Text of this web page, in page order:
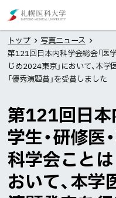
文
へ
メ
ー
へ
医
科
大
トップ
写真ニュース
第121回日本内科学会総会「医
じめ2024東京」において、本
「優秀演題賞」を受賞しました
第121回日本
学生・研修医
科学会こと
おいて、本